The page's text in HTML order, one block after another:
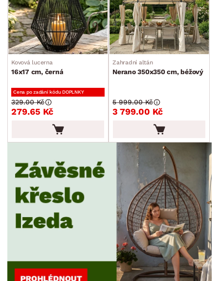
Kovová lucerna
16x17 cm, černá
Cena po zadání kódu DOPLNKY
279.65 Kč
329.00 Kč
Zahradní altán
Nerano 350x350 cm, béžový
3 799.00 Kč
5 999.00 Kč